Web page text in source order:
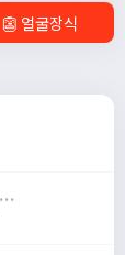
👺 얼굴장식